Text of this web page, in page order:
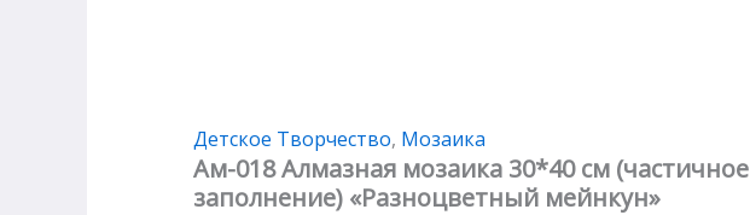
Детское Творчество, Мозаика
Ам-018 Алмазная мозаика 30*40 см (частичное
заполнение) «Разноцветный мейнкун»